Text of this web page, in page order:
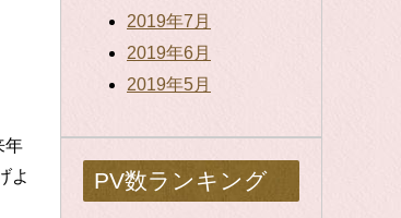
年
よ
2019年7月
2019年6月
2019年5月
PV数ランキング